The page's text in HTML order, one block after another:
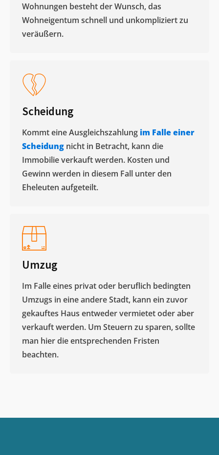
Wohnungen besteht der Wunsch, das
Wohneigentum schnell und unkompliziert zu
veräußern. ​
Scheidung
Kommt eine Ausgleichszahlung im Falle einer
Scheidung nicht in Betracht, kann die
Immobilie verkauft werden. Kosten und
Gewinn werden in diesem Fall unter den
Eheleuten aufgeteilt.​
Umzug
Im Falle eines privat oder beruflich bedingten
Umzugs in eine andere Stadt, kann ein zuvor
gekauftes Haus entweder vermietet oder aber
verkauft werden. Um Steuern zu sparen, sollte
man hier die entsprechenden Fristen
beachten.